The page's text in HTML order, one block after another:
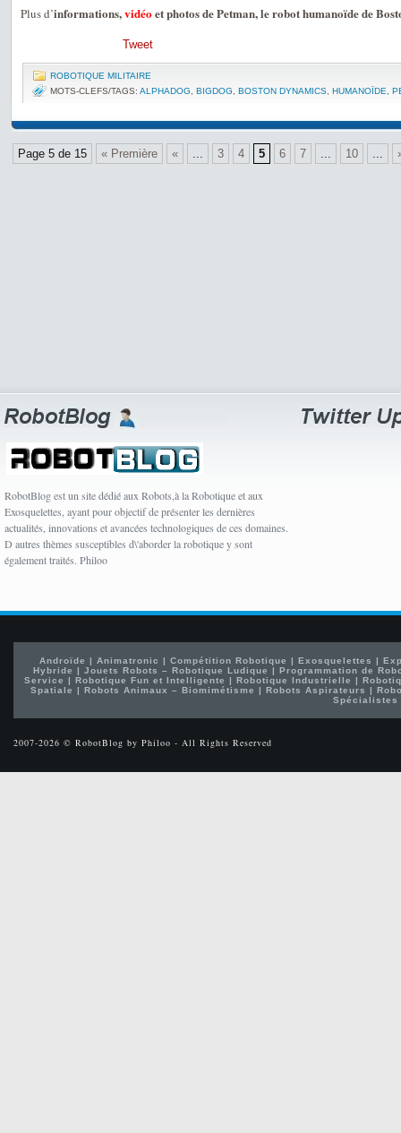
Plus d’informations,vidéoet photos de Petman, le robot humanoïde de
Tweet
ROBOTIQUE MILITAIRE
MOTS-CLEFS/TAGS: ALPHADOG BIGDOG BOSTON DYNAMICS HUMANOÏDE
Page 5 de 15 « Première « ... 3 4 5 6 7 ... 10 ...
RobotBlog est un site dédié aux Robots,à la Robotique et aux
Exosquelettes, ayant pour objectif de présenter les dernières
actualités, innovations et avancées technologiques de ces domaines.
D autres thèmes susceptibles d\'aborder la robotique y sont
également traités. Philoo
Androïde | Animatronic | Compétition Robotique | Exosquelettes |
Hybride |Jouets Robots – Robotique Ludique |Programmation de
Service | Robotique Fun et Intelligente | Robotique Industrielle |
Spatiale | Robots Animaux – Biomimétisme | Robots Aspirateurs |
Spécialistes
2007-2026 © RobotBlog by Philoo - All Rights Reserved